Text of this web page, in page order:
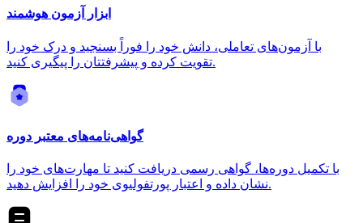
ابزار آزمون هوشمند
با آزمون‌های تعاملی، دانش خود را فوراً بسنجید و درک خود را
تقویت کرده و پیشرفتتان را پیگیری کنید.
گواهی‌نامه‌های معتبر دوره
با تکمیل دوره‌ها، گواهی رسمی دریافت کنید تا مهارت‌های خود را
نشان داده و اعتبار پورتفولیوی خود را افزایش دهید.